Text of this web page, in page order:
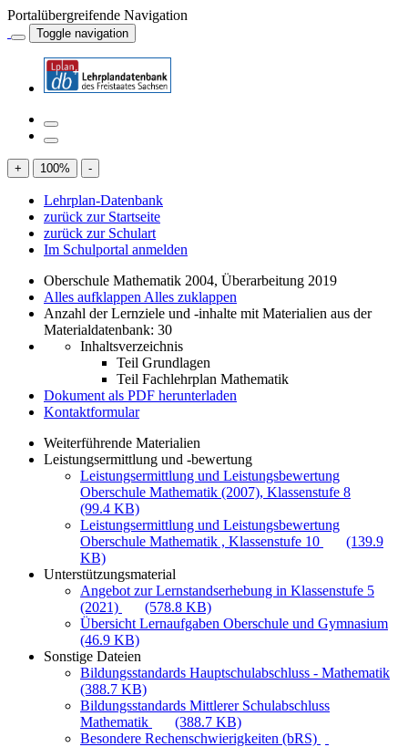
Portalübergreifende Navigation
Toggle navigation
+ 100% -
Lehrplan-Datenbank
zurück zur Startseite
zurück zur Schulart
Im Schulportal anmelden
Oberschule Mathematik 2004, Überarbeitung 2019
Alles aufklappen Alles zuklappen
Anzahl der Lernziele und -inhalte mit Materialien aus der
Materialdatenbank: 30
Inhaltsverzeichnis
Teil Grundlagen
Teil Fachlehrplan Mathematik
Dokument als PDF herunterladen
Kontaktformular
Weiterführende Materialien
Leistungsermittlung und -bewertung
Leistungsermittlung und Leistungsbewertung
Oberschule Mathematik (2007), Klassenstufe 8
(99.4 KB)
Leistungsermittlung und Leistungsbewertung
Oberschule Mathematik , Klassenstufe 10
(139.9
KB)
Unterstützungsmaterial
Angebot zur Lernstandserhebung in Klassenstufe 5
(2021)
(578.8 KB)
Übersicht Lernaufgaben Oberschule und Gymnasium
(46.9 KB)
Sonstige Dateien
Bildungsstandards Hauptschulabschluss - Mathematik
(388.7 KB)
Bildungsstandards Mittlerer Schulabschluss
Mathematik
(388.7 KB)
Besondere Rechenschwierigkeiten (bRS)